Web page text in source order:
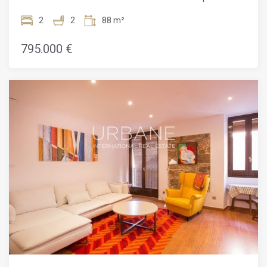
de Ciutat Vella, l'immoble està envoltat de restaurants de
prestigi, botigues, espais culturals, el port esportiu i
excel·lents connexions de transport, oferint una vida urbana
l'Avinguda del Mar, que separa el Barri Gòtic i el Born i
l'apartament. També és a prop de la Catedral de Santa
Maria del Mar i del Parc de la Ciutadella. Aquesta àrea
oberta equipada amb electrodomèstics d'alta gamma. Si
a la bugaderia que condueix al primer bany. El bany té
acabats bonics i una platja de dutxa. Després, tenim
l'habitació individual amb armaris encastats. Aquesta
habitació també es pot utilitzar com a despatx. Finalment,
trobem l'habitació principal. En entrar-hi, trobem un petit
vestidor. Després, hi ha l'habitació en si. L'habitació dóna
accés a un bany en suite.Les fotos d'aquest anunci
corresponen a l'apartament d'exposició, però tots els
apartaments tindran el mateix disseny.Descobreixi
l'extraordinari a la nostra selecció de propietats a
Barcelona.El BornEl barri del Born és part del casc antic de
Barcelona. Té carrers estrets i places precioses arreu. Hi ha
moltes botigues i botiguetes diverses, restaurants locals i
2 2 88 m²
795.000 €